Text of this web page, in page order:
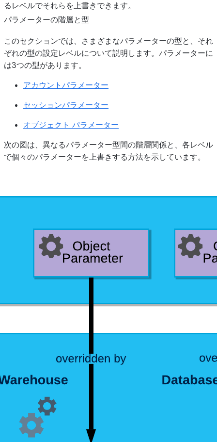
るレベルでそれらを上書きできます。
パラメーターの階層と型
このセクションでは、さまざまなパラメーターの型と、それ
ぞれの型の設定レベルについて説明します。パラメーターに
は3つの型があります。
アカウントパラメーター
セッションパラメーター
オブジェクト パラメーター
次の図は、異なるパラメーター型間の階層関係と、各レベル
で個々のパラメーターを上書きする方法を示しています。